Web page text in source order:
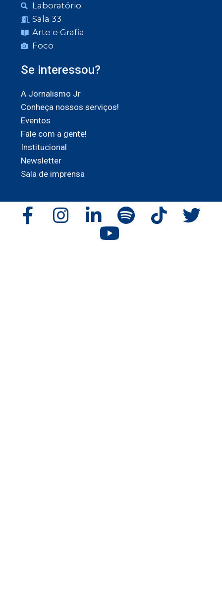
Laboratório
Sala 33
Arte e Grafia
Foco
Se interessou?
A Jornalismo Jr
Conheça nossos serviços!
Eventos
Fale com a gente!
Institucional
Newsletter
Sala de imprensa